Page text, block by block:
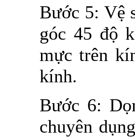
Bước 5: Vệ
góc 45 độ
mực trên
kính.
Bước 6:
chuyên